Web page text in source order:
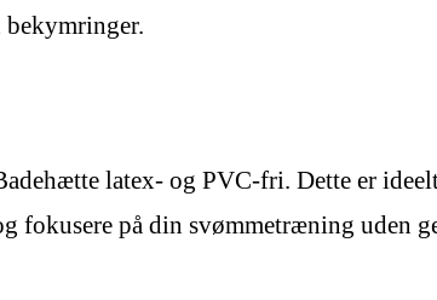
latex- og PVC-fri. Dette er
fokusere på din svømmetræning uden